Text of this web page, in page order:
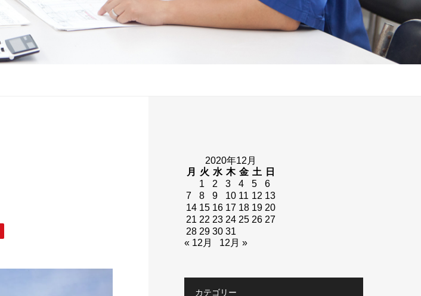
2020年12月
月
火 水 木 金 土
日
1
2 3 4 5
6
7
8 9 10 11 12 13
14 15 16 17 18 19 20
21 22 23 24 25 26 27
28 29 30 31
« 12月
12月 »
カテゴリー